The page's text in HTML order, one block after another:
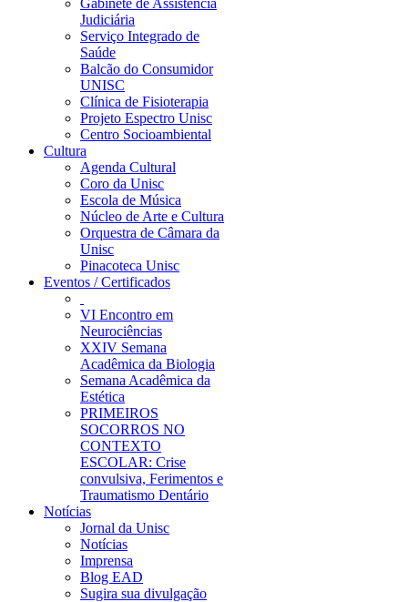
Gabinete de Assistência
Judiciária
Serviço Integrado de
Saúde
Balcão do Consumidor
UNISC
Clínica de Fisioterapia
Projeto Espectro Unisc
Centro Socioambiental
Cultura
Agenda Cultural
Coro da Unisc
Escola de Música
Núcleo de Arte e Cultura
Orquestra de Câmara da
Unisc
Pinacoteca Unisc
Eventos / Certificados
VI Encontro em
Neurociências
XXIV Semana
Acadêmica da Biologia
Semana Acadêmica da
Estética
PRIMEIROS
SOCORROS NO
CONTEXTO
ESCOLAR: Crise
convulsiva, Ferimentos e
Traumatismo Dentário
Notícias
Jornal da Unisc
Notícias
Imprensa
Blog EAD
Sugira sua divulgação